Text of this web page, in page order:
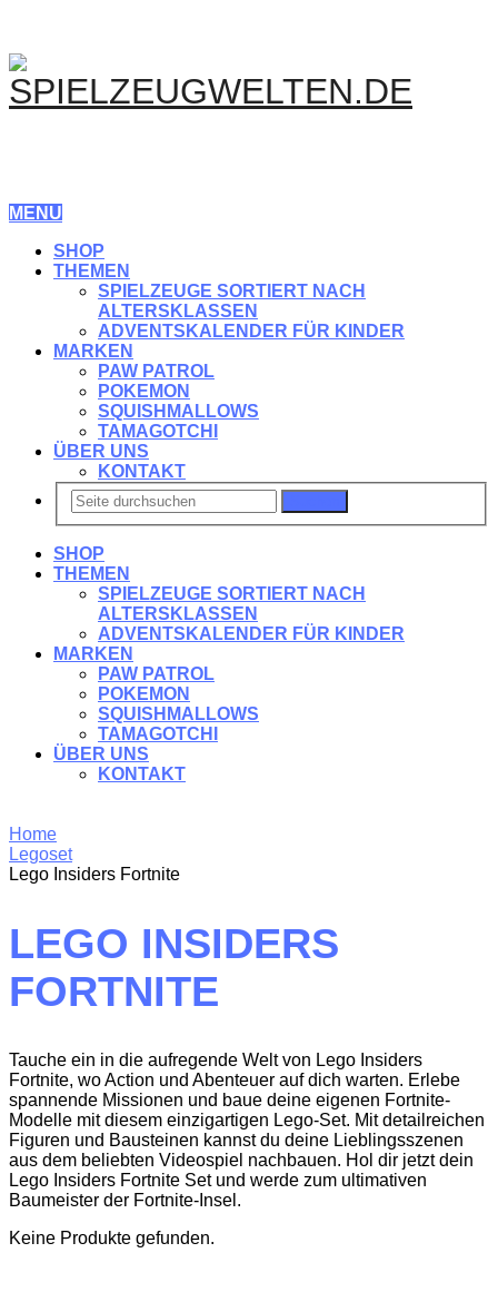
MENU
SHOP
THEMEN
SPIELZEUGE SORTIERT NACH
ALTERSKLASSEN
ADVENTSKALENDER FÜR KINDER
MARKEN
PAW PATROL
POKEMON
SQUISHMALLOWS
TAMAGOTCHI
ÜBER UNS
KONTAKT
SHOP
THEMEN
SPIELZEUGE SORTIERT NACH
ALTERSKLASSEN
ADVENTSKALENDER FÜR KINDER
MARKEN
PAW PATROL
POKEMON
SQUISHMALLOWS
TAMAGOTCHI
ÜBER UNS
KONTAKT
Home
Legoset
Lego Insiders Fortnite
LEGO INSIDERS
FORTNITE
Tauche ein in die aufregende Welt von Lego Insiders
Fortnite, wo Action und Abenteuer auf dich warten. Erlebe
spannende Missionen und baue deine eigenen Fortnite-
Modelle mit diesem einzigartigen Lego-Set. Mit detailreichen
Figuren und Bausteinen kannst du deine Lieblingsszenen
aus dem beliebten Videospiel nachbauen. Hol dir jetzt dein
Lego Insiders Fortnite Set und werde zum ultimativen
Baumeister der Fortnite-Insel.
Keine Produkte gefunden.